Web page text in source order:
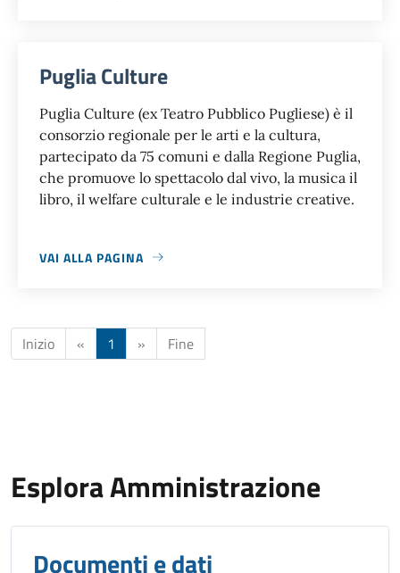
Puglia Culture
Puglia Culture (ex Teatro Pubblico Pugliese) è il
consorzio regionale per le arti e la cultura,
partecipato da 75 comuni e dalla Regione Puglia,
che promuove lo spettacolo dal vivo, la musica il
libro, il welfare culturale e le industrie creative.
VAI ALLA PAGINA
Inizio « 1 » Fine
Esplora Amministrazione
Documenti e dati